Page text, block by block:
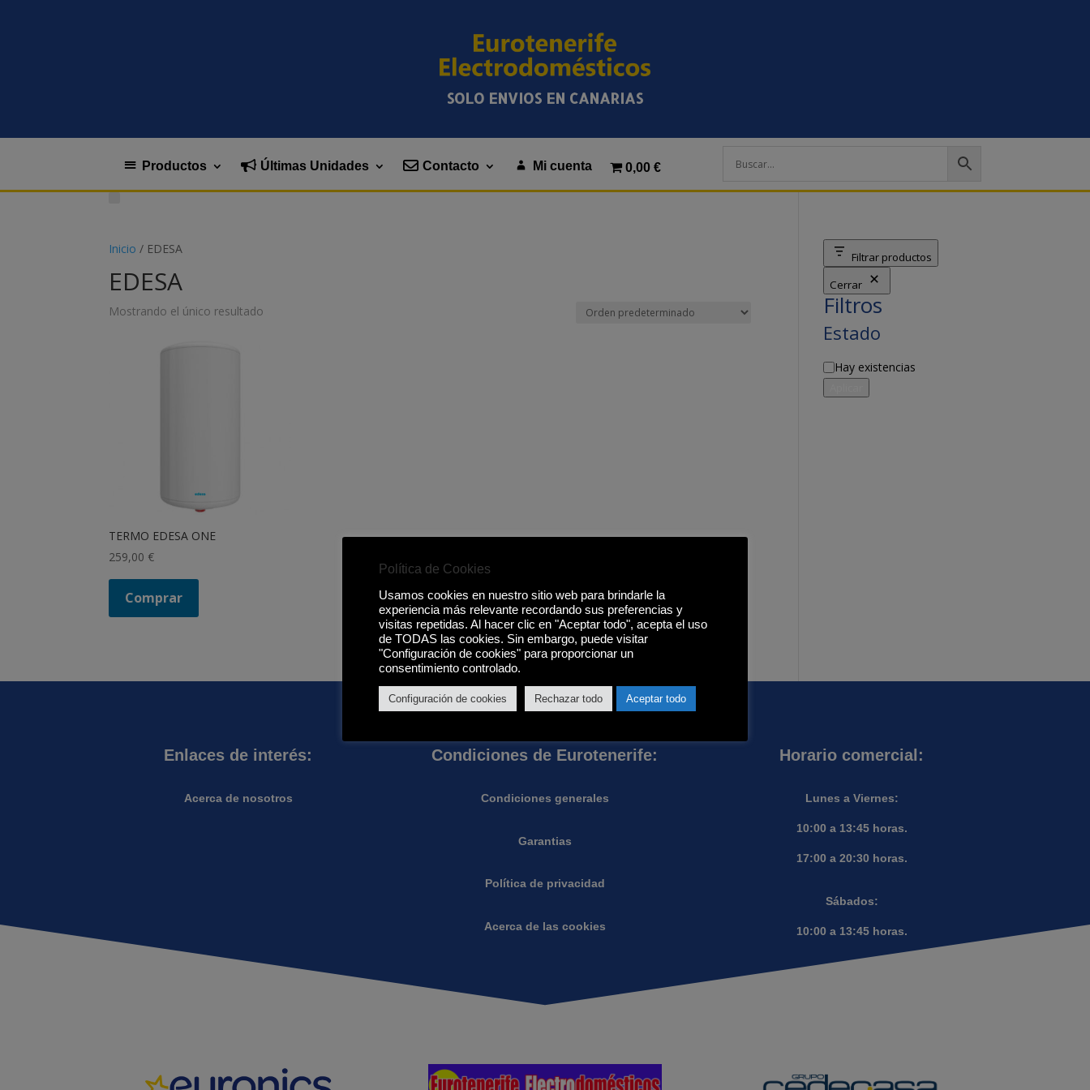
SOLO ENVIOS EN CANARIAS
Productos Últimas Unidades Contacto Mi cuenta 0,00 €
Inicio / EDESA
EDESA
Mostrando el único resultado
TERMO EDESA ONE
259,00 €
Comprar
Filtrar productos
Cerrar
Filtros
Estado
Disponibilidad
Hay existencias
Enlaces de interés:
Acerca de nosotros
Condiciones de Eurotenerife:
Condiciones generales
Garantias
Política de privacidad
Acerca de las cookies
Horario comercial:
Lunes a Viernes:
10:00 a 13:45 horas.
17:00 a 20:30 horas.
Sábados:
10:00 a 13:45 horas.
Política de Cookies
Usamos cookies en nuestro sitio web para brindarle la
experiencia más relevante recordando sus preferencias y
visitas repetidas. Al hacer clic en "Aceptar todo", acepta el uso
de TODAS las cookies. Sin embargo, puede visitar
"Configuración de cookies" para proporcionar un
consentimiento controlado.
Configuración de cookies Rechazar todo Aceptar todo